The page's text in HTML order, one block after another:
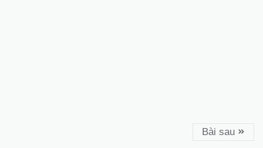
Bài sau